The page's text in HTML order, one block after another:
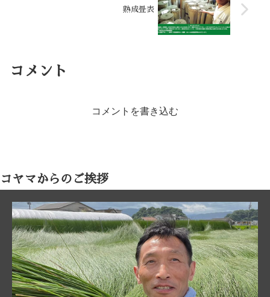
熟成畳表
コメント
コメントを書き込む
コヤマからのご挨拶